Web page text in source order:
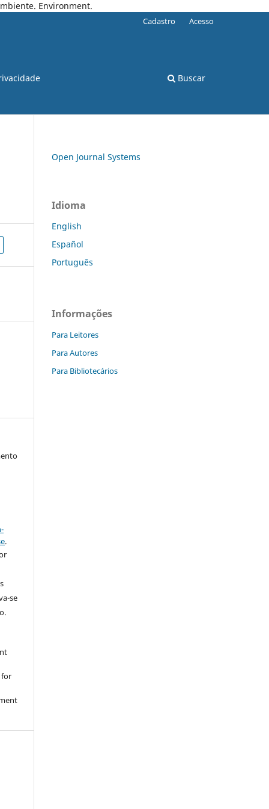
Environment.
Buscar
Cadastro Acesso
.
se
for
Open Journal Systems
Idioma
English
Español
Português
Informações
Para Leitores
Para Autores
Para Bibliotecários